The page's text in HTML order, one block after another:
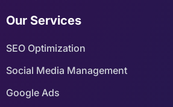
Our Services
SEO Optimization
Social Media Management
Google Ads